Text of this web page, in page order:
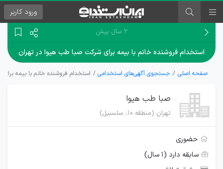
ورود کاربر
۲ سال پیش
استخدام فروشنده خانم با بیمه برای شرکت صبا طب هیوا در تهران
صفحه اصلی جستجوی آگهی‌های استخدامی استخدام فروشنده خانم با بیمه
صبا طب هیوا
تهران (منطقه ۱۰، سلسبیل)
حضوری
سابقه دارد (۱ سال)